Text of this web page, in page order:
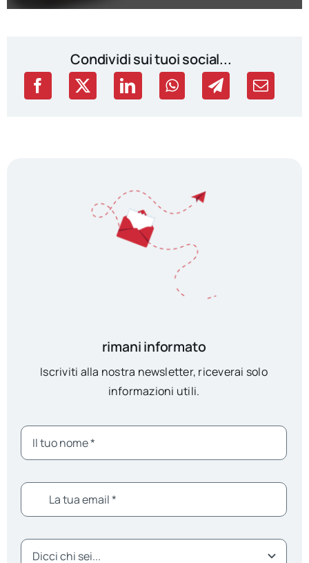
Condividi sui tuoi social...
rimani informato
Iscriviti alla nostra newsletter, riceverai solo
informazioni utili.